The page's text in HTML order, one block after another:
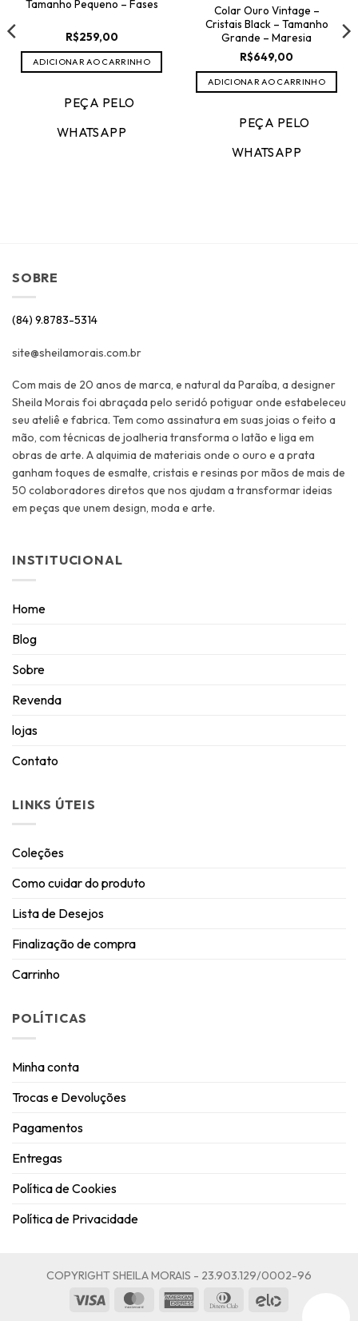
Tamanho Pequeno – Fases
R$259,00
ADICIONAR AO CARRINHO
PEÇA PELO
WHATSAPP
Colar Ouro Vintage –
Cristais Black – Tamanho
Grande – Maresia
R$649,00
ADICIONAR AO CARRINHO
PEÇA PELO
WHATSAPP
SOBRE
(84) 9.8783-5314
site@sheilamorais.com.br
Com mais de 20 anos de marca, e natural da Paraíba, a designer
Sheila Morais foi abraçada pelo seridó potiguar onde estabeleceu
seu ateliê e fabrica. Tem como assinatura em suas joias o feito a
mão, com técnicas de joalheria transforma o latão e liga em
obras de arte. A alquimia de materiais onde o ouro e a prata
ganham toques de esmalte, cristais e resinas por mãos de mais de
50 colaboradores diretos que nos ajudam a transformar ideias
em peças que unem design, moda e arte.
INSTITUCIONAL
Home
Blog
Sobre
Revenda
lojas
Contato
LINKS ÚTEIS
Coleções
Como cuidar do produto
Lista de Desejos
Finalização de compra
Carrinho
POLÍTICAS
Minha conta
Trocas e Devoluções
Pagamentos
Entregas
Política de Cookies
Política de Privacidade
COPYRIGHT SHEILA MORAIS - 23.903.129/0002-96
Visa
MasterCardAmerican
Dinners